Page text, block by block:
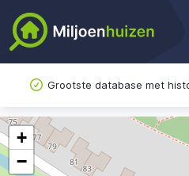
Grootste database met
+
−